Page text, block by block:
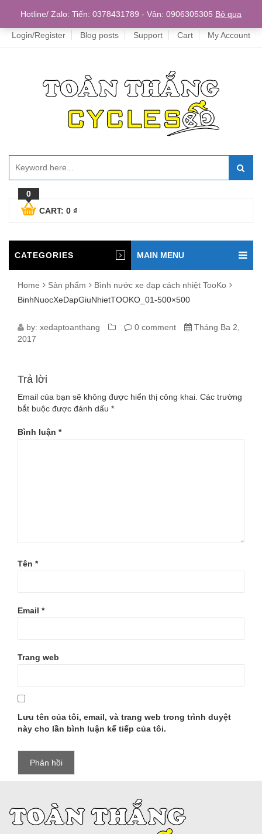
Home
Login/Register Blog posts Support Cart My Account
0
CART: 0 ₫
CATEGORIES MAIN MENU
Home Sản phẩm
Bình nước xe đạp cách nhiệt TooKo
BinhNuocXeDapGiuNhietTOOKO_01-500×500
by: xedaptoanthang 0 comment
Tháng Ba 2,
2017
Trả lời
Email của bạn sẽ không được hiển thị công khai. Các trường
bắt buộc được đánh dấu *
Bình luận *
Tên *
Email *
Trang web
Lưu tên của tôi, email, và trang web trong trình duyệt
này cho lần bình luận kế tiếp của tôi.
Hotline/ Zalo: Tiến: 0378431789 - Vân: 0906305305 Bỏ qua